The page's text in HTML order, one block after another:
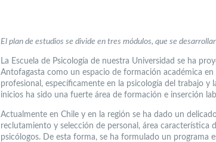
El plan de estudios se divide en tres módulos, que se
La Escuela de Psicología de nuestra Universidad se ha
Antofagasta como un espacio de formación académica
profesional, específicamente en la psicología del trabajo y
inicios ha sido una fuerte área de formación e inserción
Actualmente en Chile y en la región se ha dado un
reclutamiento y selección de personal, área característica
psicólogos. De esta forma, se ha formulado un programa